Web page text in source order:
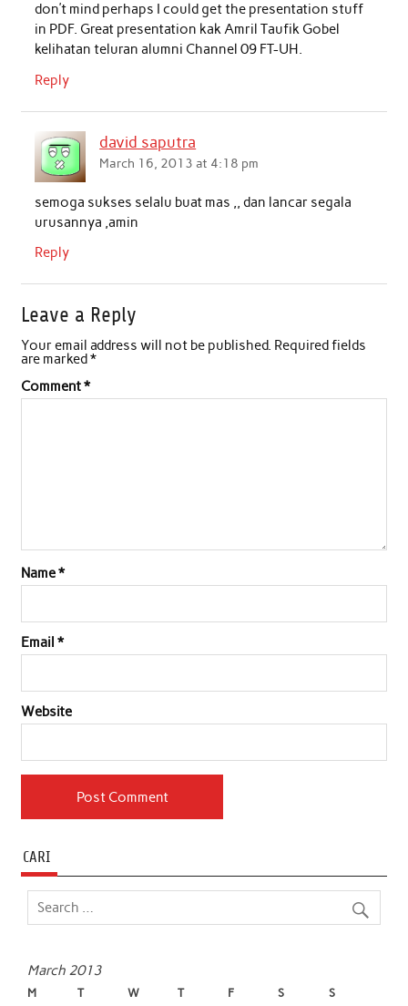
don’t mind perhaps I could get the presentation stuff
in PDF. Great presentation kak Amril Taufik Gobel
kelihatan teluran alumni Channel 09 FT-UH.
Reply
david saputra
March 16, 2013 at 4:18 pm
semoga sukses selalu buat mas ,, dan lancar segala
urusannya ,amin
Reply
Leave a Reply
Your email address will not be published. Required fields
are marked*
Comment*
Name*
Email *
Website
CARI
March 2013
M T W T F S S